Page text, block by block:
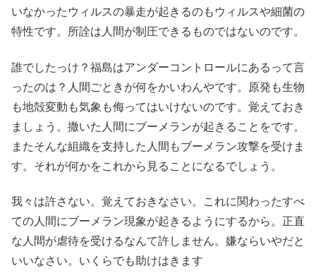
いなかったウィルスの暴走が起きるのもウィルスや細菌の
特性です。所詮は人間が制圧できるものではないのです。
誰でしたっけ？福島はアンダーコントロールにあるって言
ったのは？人間ごときが何をかいわんやです。原発も生物
も地殻変動も気象も侮ってはいけないのです。覚えておき
ましょう。撒いた人間にブーメランが起きることをです。
またそんな組織を支持した人間もブーメラン攻撃を受けま
す。それが何かをこれから見ることになるでしょう。
我々は許さない。覚えておきなさい。これに関わったすべ
ての人間にブーメラン現象が起きるようにするから。正直
な人間が虐待を受けるなんて許しません。嫌ならいやだと
いいなさい。いくらでも助けはきます